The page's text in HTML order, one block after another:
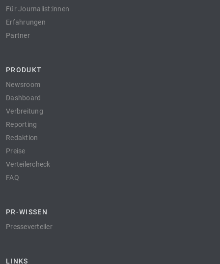
Für Journalist:innen
Erfahrungen
Partner
PRODUKT
Newsroom
Dashboard
Verbreitung
Reporting
Redaktion
Preise
Verteilercheck
FAQ
PR-WISSEN
Presseverteiler
LINKS